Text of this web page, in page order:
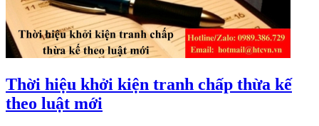
Thời hiệu khởi kiện tranh chấp thừa kế
theo luật mới